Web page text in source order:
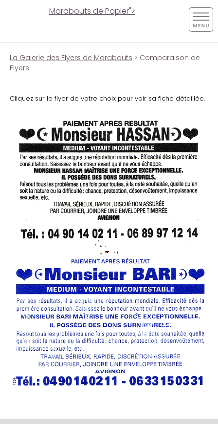
Marabouts de Papier">
La Galerie des Flyers de Marabouts > Comparaison de
Flyers
Cliquez sur le flyer de votre choix pour voir sa fiche détaillée.